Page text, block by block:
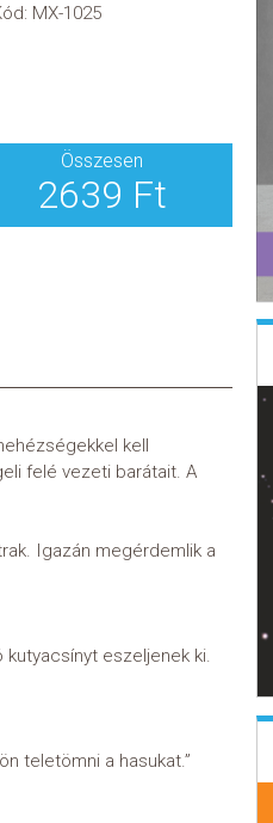
MX-1025
Összesen
2639 Ft
kell
felé vezeti barátait. A
Igazán megérdemlik a
eszeljenek ki.
teletömni a hasukat.”